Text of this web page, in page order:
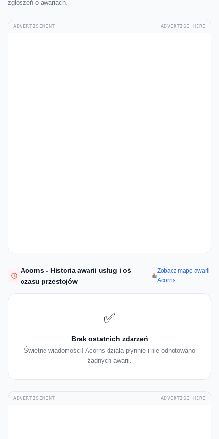
zgłoszeń o awariach.
ADVERTISEMENT ADVERTISE HERE
Acorns - Historia awarii usług i oś
czasu przestojów
Zobacz mapę awarii
Acorns
✅
Brak ostatnich zdarzeń
Świetne wiadomości! Acorns działa płynnie i nie odnotowano
żadnych awarii.
ADVERTISEMENT ADVERTISE HERE